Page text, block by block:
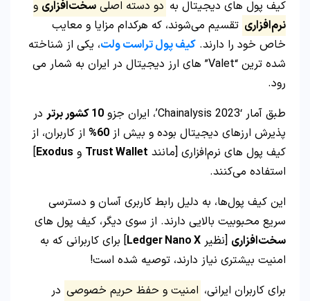
کیف پول‌ های دیجیتال به دو دسته اصلیسخت‌افزاری و
نرم‌افزاری تقسیم می‌شوند، که هرکدام مزایا و معایب
خاص خود را دارند. کیف پول تراست ولت، یکی از شناخته
شده ترین “Valet” های ارز دیجیتال در ایران به شمار می
رود.
طبق آمار ‘Chainalysis 2023’، ایران جزو
10 کشور برتر
در
پذیرش ارزهای دیجیتال بوده و بیش از 60%
از کاربران، از
کیف پول‌ های نرم‌افزاری [مانند Trust Wallet و Exodus
]
استفاده می‌کنند.
این کیف پول‌ها، به دلیل رابط کاربری آسان و دسترسی
سریع محبوبیت بالایی دارند. از سوی دیگر، کیف پول‌ های
سخت‌افزاری [نظیر Ledger Nano X] برای کاربرانی که به
امنیت بیشتری نیاز دارند، توصیه شده است!
برای کاربران ایرانی، امنیت و حفظ حریم خصوصی در